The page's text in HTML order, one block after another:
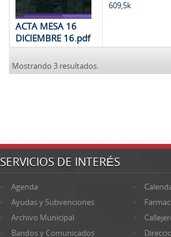
ACTA MESA 16
DICIEMBRE 16.pdf
609,5k
Mostrando 3 resultados.
SERVICIOS DE INTERÉS
Agenda
Ayudas y Subvenciones
Archivo Municipal
Bandos y Comunicados